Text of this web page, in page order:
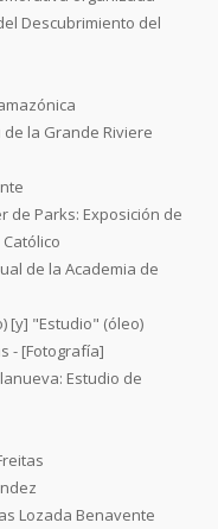
Descubrimiento del
la Grande Riviere
de Parks: Exposición de
de la Academia de
[y] "Estudio" (óleo)
- [Fotografía]
Estudio de
Lozada Benavente